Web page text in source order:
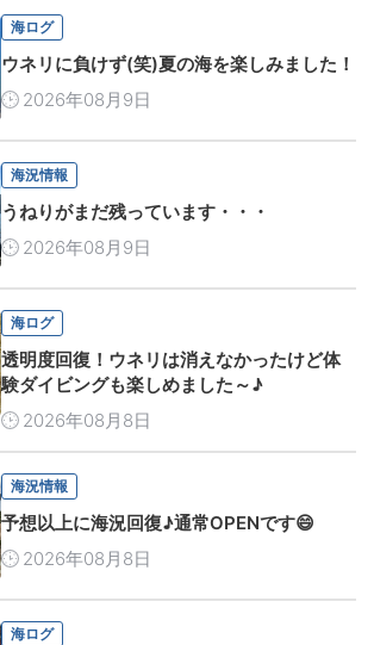
海ログ
ウネリに負けず(笑)夏の海を楽しみました！
2026年08月9日
海況情報
うねりがまだ残っています・・・
2026年08月9日
海ログ
透明度回復！ウネリは消えなかったけど体
験ダイビングも楽しめました～♪
2026年08月8日
海況情報
予想以上に海況回復♪通常OPENです😄
2026年08月8日
海ログ